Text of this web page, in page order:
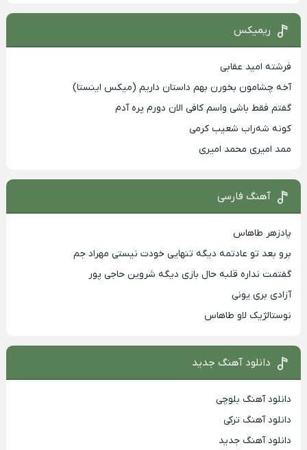
ریمیکس
فرشته امید عقابی
آخه چشامون بخورن بهم داستان داریم (میکس اینستا)
گفتم فقط باشی واسم کافی الان دورم پره آدم
کونه شه‌راب شعیب کرمی
ممد امیری محمد امیری
آهنگ فارسی
پادزهر طاهاس
برو بعد تو عادتمه دیگه تنهایی خودت نیستی مهراد جم
گفتمت نداره قلبه حال بازی دیگه شروین حاجی پور
آزادی بری یونی
نوستالژیک لاو طاهاس
دانلود آهنگ جدید
دانلود آهنگ بلوچی
دانلود آهنگ ترکی
دانلود آهنگ جدید